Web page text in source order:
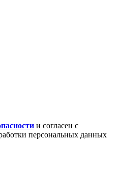
и согласен с
персональных данных